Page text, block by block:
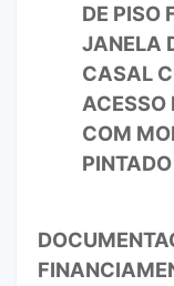
DE PISO
JANELA
CASAL
ACESSO
COM